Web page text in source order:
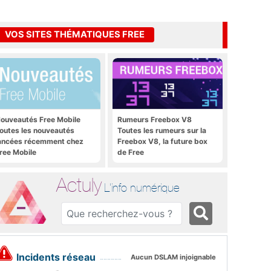
VOS SITES THÉMATIQUES FREE
Free Mobile
les nouveautés
récemment chez
Mobile
Rumeurs Freebox V8
Toutes les rumeurs sur la
Freebox V8, la future box
de Free
Actuly L'info numérique
Incidents réseau Aucun DSLAM injoignable